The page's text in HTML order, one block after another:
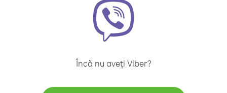
Încă nu aveți Viber?